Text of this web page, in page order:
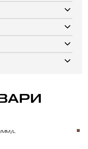
M M/L